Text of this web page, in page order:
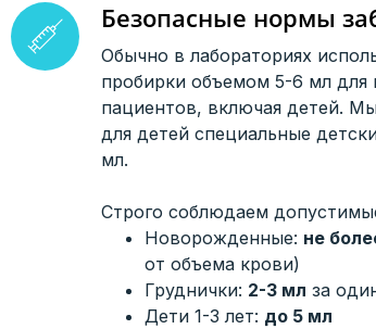
Безопасные нормы
Обычно в лабораториях
пробирки объемом 5-6 мл для
пациентов, включая детей.
для детей специальные
мл.
Строго соблюдаем
Новорожденные: не
от объема крови)
Груднички: 2-3 мл за
Дети 1-3 лет: до 5 мл